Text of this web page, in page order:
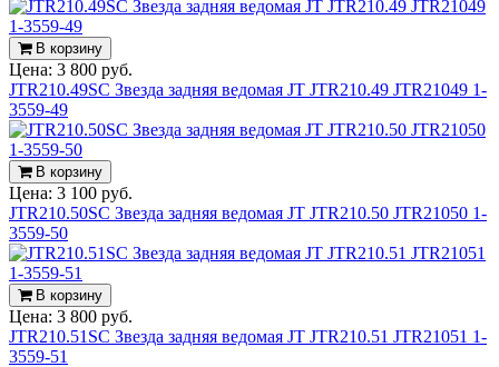
В корзину
Цена: 3 800 руб.
JTR210.49SC Звезда задняя ведомая JT JTR210.49 JTR21049 1-
3559-49
В корзину
Цена: 3 100 руб.
JTR210.50SC Звезда задняя ведомая JT JTR210.50 JTR21050 1-
3559-50
В корзину
Цена: 3 800 руб.
JTR210.51SC Звезда задняя ведомая JT JTR210.51 JTR21051 1-
3559-51